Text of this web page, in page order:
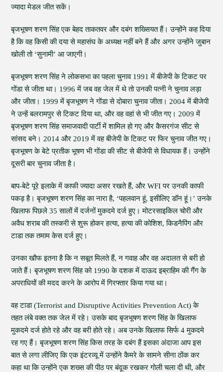
ज्यादा मेडल जीत सकें।
बृजभूषण शरण सिंह एक बेहद ताकतवर और दबंग शख्सियत हैं। उन्होंने कह दिया
है कि वह किसी की दया से महासंघ के अध्यक्ष नहीं बने हैं और अगर उन्होंने जुबान
खोली तो ‘सुनामी’ आ जाएगी।
बृजभूषण शरण सिंह ने लोकसभा का पहला चुनाव 1991 में बीजेपी के टिकट पर
गोंडा से जीता था। 1996 में जब वह जेल में थे तो उनकी पत्नी ने चुनाव लड़ा
और जीता। 1999 में बृजभूषण ने गोंडा से दोबारा चुनाव जीता। 2004 में बीजेपी
ने उन्हें बलरामपुर से टिकट दिया था, और वह वहां से भी जीत गए। 2009 में
बृजभूषण शरण सिंह समाजवादी पार्टी में शामिल हो गए और कैसरगंज सीट से
सांसद बने। 2014 और 2019 में वह बीजेपी के टिकट पर फिर चुनाव जीत गए।
बृजभूषण के बेटे प्रतीक भूषण भी गोंडा की सीट से बीजेपी से विधायक हैं। उन्होंने
दूसरी बार चुनाव जीता है।
बाप-बेटे पूरे इलाके में काफी ज्यादा असर रखते हैं, और WFI पर उनकी काफी
पकड़ है। बृजभूषण शरण सिंह का नारा है, ‘पहलवान हूं, इसीलिए डॉन हूं।’ उनके
खिलाफ पिछले 35 सालों में दर्जनों मुकदमे दर्ज हुए। मोटरसाइकिल चोरी और
अवैध शराब की तस्करी से शुरू होकर हत्या, हत्या की कोशिश, किडनैपिंग और
टाडा तक तमाम केस दर्ज हुए।
उनका खौफ इतना है कि न सबूत मिलते हैं, न गवाह और वह अदालत से बरी हो
जाते हैं। बृजभूषण शरण सिंह को 1990 के दशक में दाऊद इब्राहिम की गैंग के
अपराधियों की मदद करने के आरोप में गिरफ्तार किया गया था।
वह टाडा (Terrorist and Disruptive Activities Prevention Act) के
तहत लंबे वक्त तक जेल में रहे। उसके बाद बृजभूषण शरण सिंह के खिलाफ
मुकदमे दर्ज होते रहे और वह बरी होते रहे। अब उनके खिलाफ सिर्फ 4 मुकदमे
रह गए हैं। बृजभूषण शरण सिंह किस तरह के दबंग हैं इसका अंदाजा आप इस
बात से लगा लीजिए कि एक इंटरव्यू में उन्होंने कैमरे के सामने सीना ठोंक कर
कहा था कि उन्होंने एक शख्स की पीठ पर बंदूक रखकर गोली चला दी थी, और